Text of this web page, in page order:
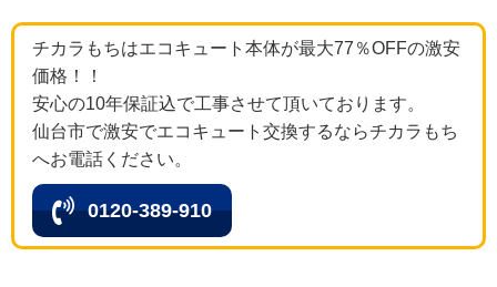
チカラもちはエコキュート本体が最大77％OFFの激安
価格！！
安心の10年保証込で工事させて頂いております。
仙台市で激安でエコキュート交換するならチカラもち
へお電話ください。
0120-389-910